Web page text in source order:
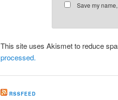
Save my
This site uses Akismet to reduce
processed.
RSSFEED